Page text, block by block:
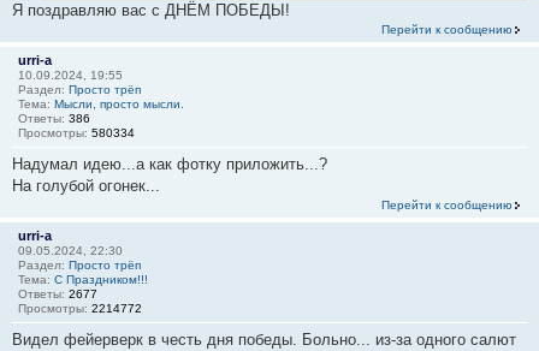
Я поздравляю вас с ДНЁМ ПОБЕДЫ!
Перейти к сообщению
urri-a
10.09.2024, 19:55
Раздел: Просто трёп
Тема: Мысли, просто мысли.
Ответы: 386
Просмотры: 580334
Надумал идею...а как фотку приложить...?
На голубой огонек...
Перейти к сообщению
urri-a
09.05.2024, 22:30
Раздел: Просто трёп
Тема: С Праздником!!!
Ответы: 2677
Просмотры: 2214772
Видел фейерверк в честь дня победы. Больно... из-за одного салют